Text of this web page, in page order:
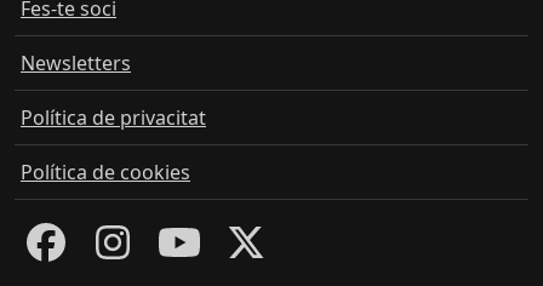
Fes-te soci
Newsletters
Política de privacitat
Política de cookies